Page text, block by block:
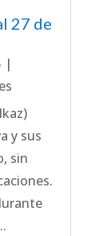
27 de
|
y sus
sin